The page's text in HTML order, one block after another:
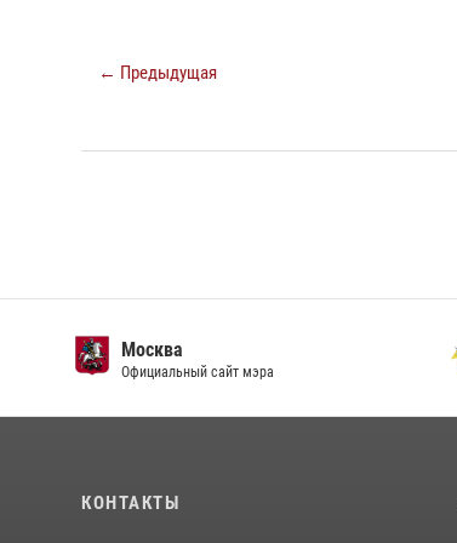
← Предыдущая
Москва
Официальный сайт мэра
КОНТАКТЫ